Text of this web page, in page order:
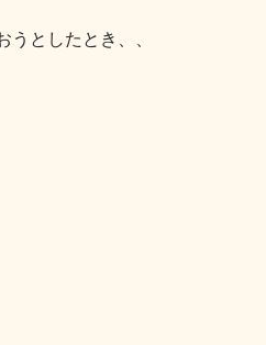
としたとき、、